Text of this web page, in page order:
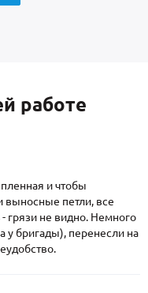
работе
и чтобы
выносные петли, все
грязи не видно. Немного
бригады), перенесли на